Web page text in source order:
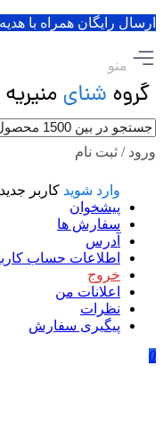
ارسال رایگان همراه با
منو
ورود / ثبت نام
وارد شوید کاربر
پیشخوان
سفارش ها
آدرس
اطلاعات حساب
خروج
اعلانات من
نظرات
پیگیری سفارش
0